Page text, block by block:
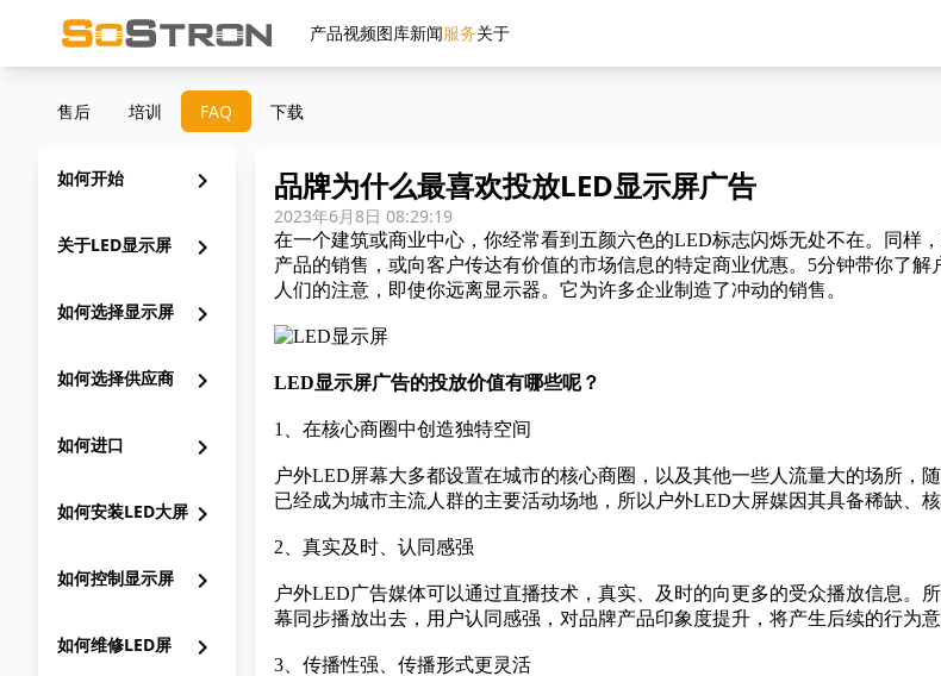
产品视频图库新闻服务关于
售后 培训 FAQ 下载
如何开始 chevron_right
关于LED显示屏 chevron_right
如何选择显示屏 chevron_right
如何选择供应商 chevron_right
如何进口 chevron_right
如何安装LED大屏 chevron_right
如何控制显示屏 chevron_right
如何维修LED屏 chevron_right
品牌为什么最喜欢投放LED显示屏广告
2023年6月8日 08:29:19
在一个建筑或商业中心，你经常看到五颜六色的LED标志闪烁无处不在。同样
产品的销售，或向客户传达有价值的市场信息的特定商业优惠。 5分钟带你了解
人们的注意，即使你远离显示器。它为许多企业制造了冲动的销售。
LED显示屏广告的投放价值有哪些呢？
1、在核心商圈中创造独特空间
户外LED屏幕大多都设置在城市的核心商圈，以及其他一些人流量大的场所，
已经成为城市主流人群的主要活动场地，所以户外LED大屏媒因其具备稀缺、
2、真实及时、认同感强
户外LED广告媒体可以通过直播技术，真实、及时的向更多的受众播放信息。
幕同步播放出去，用户认同感强，对品牌产品印象度提升，将产生后续的行为
3、传播性强、传播形式更灵活